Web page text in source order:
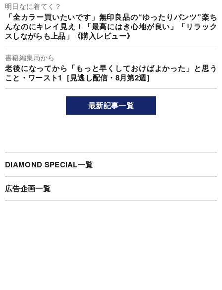
明日なに着てく？
「全カラー買いたいです」無印良品の“ゆったりパンツ”楽ち
んなのにキレイ見え！「最高にはき心地が良い」「リラック
スしながらも上品」《購入レビュー》
書籍編集局から
老後になってから「もっと早くしておけばよかった」と思う
こと・ワースト1［見逃し配信・8月第2週］
最新記事一覧
DIAMOND SPECIAL一覧
広告企画一覧